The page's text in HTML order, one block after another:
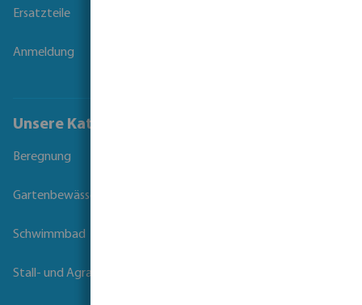
Ersatzteile
Anmeldung
Unsere Kataloge
Beregnung
Gartenbewässerung
Schwimmbad
Stall- und Agrartechnik